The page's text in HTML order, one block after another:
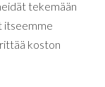
tekemään
itseemme
koston